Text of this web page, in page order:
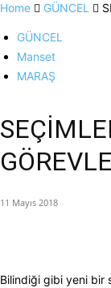
Home GÜNCEL
GÜNCEL
Manset
MARAŞ
11 Mayıs 2018
Bilindiği gibi yeni bir